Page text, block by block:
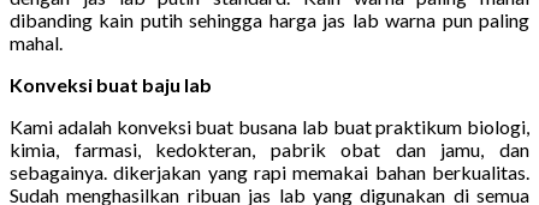
dibanding kain putih sehingga harga jas lab warna pun paling
mahal.
Konveksi buat baju lab
Kami adalah konveksi buat busana lab buat praktikum biologi,
kimia, farmasi, kedokteran, pabrik obat dan jamu, dan
sebagainya. dikerjakan yang rapi memakai bahan berkualitas.
Sudah menghasilkan ribuan jas lab yang digunakan di semua